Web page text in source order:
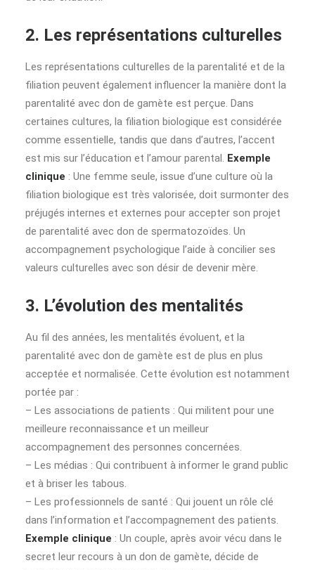
2. Les représentations culturelles
Les représentations culturelles de la parentalité et de la
filiation peuvent également influencer la manière dont la
parentalité avec don de gamète est perçue. Dans
certaines cultures, la filiation biologique est considérée
comme essentielle, tandis que dans d’autres, l’accent
est mis sur l’éducation et l’amour parental. Exemple
clinique : Une femme seule, issue d’une culture où la
filiation biologique est très valorisée, doit surmonter des
préjugés internes et externes pour accepter son projet
de parentalité avec don de spermatozoïdes. Un
accompagnement psychologique l’aide à concilier ses
valeurs culturelles avec son désir de devenir mère.
3. L’évolution des mentalités
Au fil des années, les mentalités évoluent, et la
parentalité avec don de gamète est de plus en plus
acceptée et normalisée. Cette évolution est notamment
portée par :
– Les associations de patients : Qui militent pour une
meilleure reconnaissance et un meilleur
accompagnement des personnes concernées.
– Les médias : Qui contribuent à informer le grand public
et à briser les tabous.
– Les professionnels de santé : Qui jouent un rôle clé
dans l’information et l’accompagnement des patients.
Exemple clinique : Un couple, après avoir vécu dans le
secret leur recours à un don de gamète, décide de